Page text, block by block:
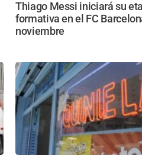
Thiago Messi iniciará su
formativa en el FC
noviembre